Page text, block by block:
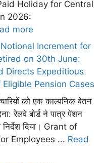
Holiday for Central
2026:
more
Increment for
on 30th June:
Directs Expeditious
Pension Cases
को एक काल्पनिक वेतन
रेलवे बोर्ड ने पात्र पेंशन
निर्देश दिया। Grant of
Employees ... Read